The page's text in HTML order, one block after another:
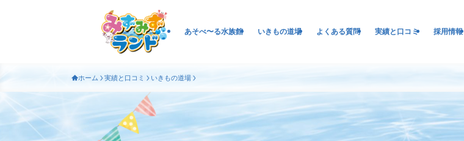
あそべ〜る水族館 いきもの道場 よくある質問 実績と口コミ 採用情報
ホーム 実績と口コミ いきもの道場